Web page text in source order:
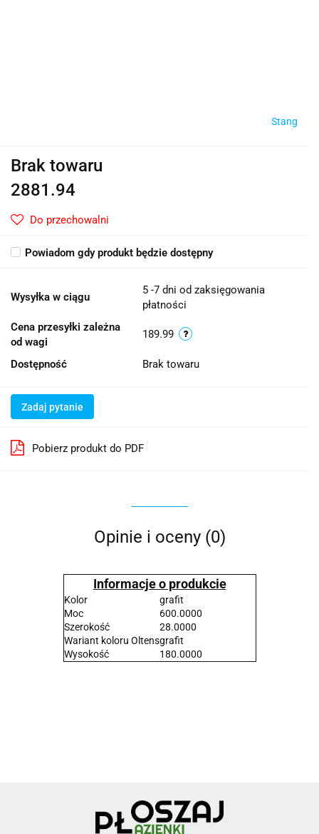
Stang
Brak towaru
2881.94
Do przechowalni
Powiadom gdy produkt będzie dostępny
Wysyłka w ciągu
5 -7 dni od zaksięgowania
płatności
Cena przesyłki zależna
od wagi
189.99
Dostępność Brak towaru
Zadaj pytanie
Pobierz produkt do PDF
Opinie i oceny (0)
Informacje o produkcie
Kolor
grafit
Moc
600.0000
Szerokość
28.0000
Wariant koloru Oltensgrafit
Wysokość
180.0000